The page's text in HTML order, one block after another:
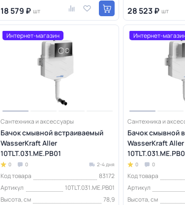
18 579 ₽ шт 28 523 ₽ шт
Интернет-магазин
Сантехника и аксессуары
Бачок смывной встраиваемый
WasserKraft Aller
10TLT.031.ME.PB01
0 0 2-4 дня
Код товара
83172
Артикул
10TLT.031.ME.PB01
Высота, см
78,9
Интернет-
Сантехника и
Бачок смывной
WasserKraft Aller
0 0
Код товара
Артикул
Высота, см